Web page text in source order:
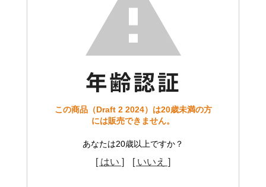
この商品（Draft 2 2024）は20歳未満の方
には販売できません。
あなたは20歳以上ですか？
[ はい ] [ いいえ ]